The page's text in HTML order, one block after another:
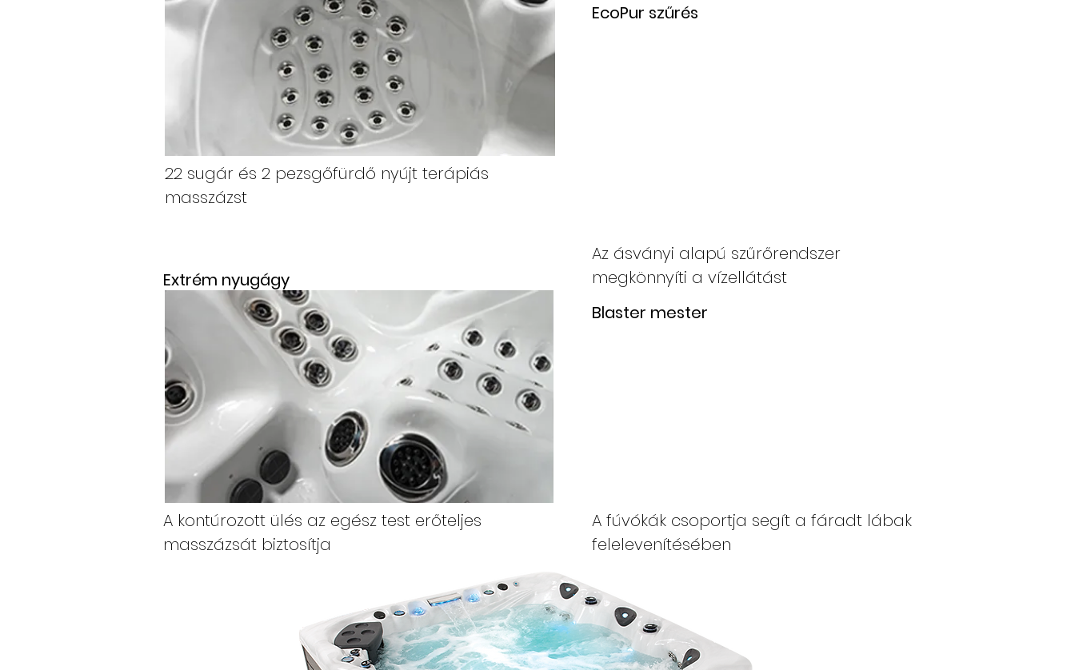
22 sugár és 2 pezsgőfürdő nyújt terápiás
masszázst
Extrém nyugágy
A kontúrozott ülés az egész test erőteljes
masszázsát biztosítja
EcoPur szűrés
Az ásványi alapú szűrőrendszer
megkönnyíti a vízellátást
Blaster mester
A fúvókák csoportja segít a fáradt lábak
felelevenítésében